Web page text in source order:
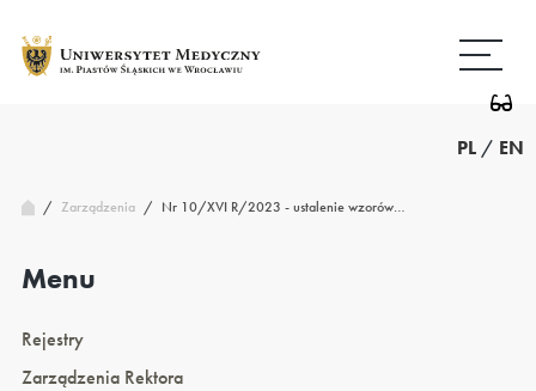
treści
strony
PL / EN
/ Zarządzenia / Nr 10/XVI R/2023 - ustalenie wzorów…
Menu
Rejestry
Zarządzenia Rektora